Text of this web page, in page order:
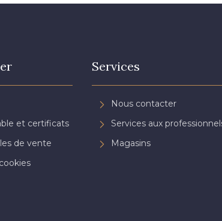
et certificats
de vente
Services
Nous contacter
Services aux
Magasins